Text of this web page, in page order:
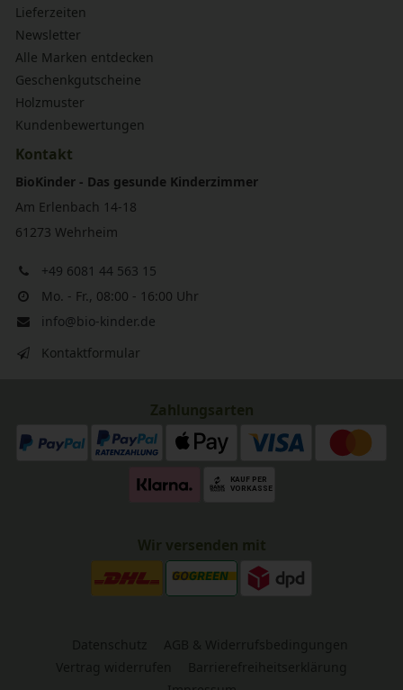
Lieferzeiten
Newsletter
Alle Marken entdecken
Geschenkgutscheine
Holzmuster
Kundenbewertungen
Kontakt
BioKinder - Das gesunde Kinderzimmer
Am Erlenbach 14-18
61273 Wehrheim
+49 6081 44 563 15
Mo. - Fr., 08:00 - 16:00 Uhr
info@bio-kinder.de
Kontaktformular
Zahlungsarten
Wir versenden mit